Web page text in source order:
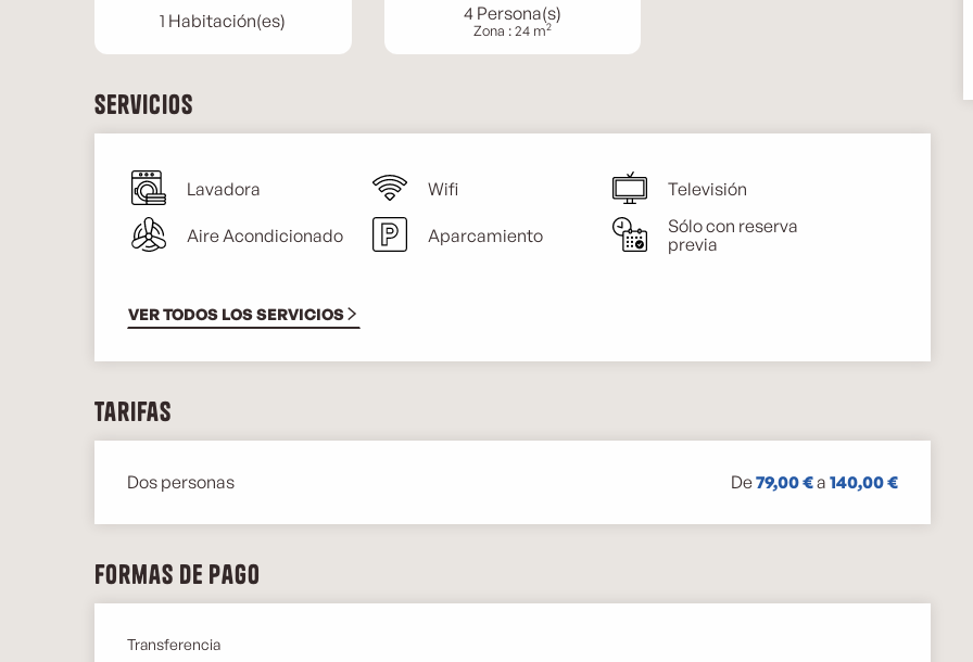
1 Habitación(es) 4 Persona(s)
Zona : 24 m2
Servicios
Lavadora Wifi Televisión
Aire Acondicionado Aparcamiento
Sólo con reserva
previa
VER TODOS LOS SERVICIOS
Tarifas
Tarifas 2026
Dos personas De79,00 €a140,00 €
Formas de pago
Transferencia